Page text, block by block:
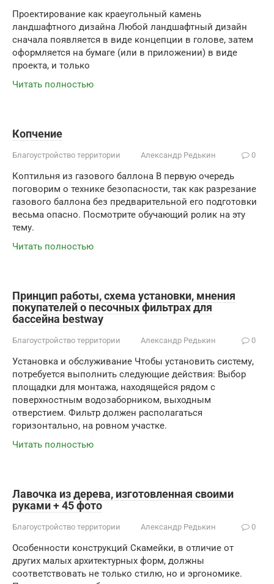
Проектирование как краеугольный камень
ландшафтного дизайна Любой ландшафтный дизайн
сначала появляется в виде концепции в голове, затем
оформляется на бумаге (или в приложении) в виде
проекта, и только
Читать полностью
Копчение
Благоустройство территории Александр Редькин 0
Коптильня из газового баллона В первую очередь
поговорим о технике безопасности, так как разрезание
газового баллона без предварительной его подготовки
весьма опасно. Посмотрите обучающий ролик на эту
тему.
Читать полностью
Принцип работы, схема установки, мнения
покупателей о песочных фильтрах для
бассейна bestway
Благоустройство территории Александр Редькин 0
Установка и обслуживание Чтобы установить систему,
потребуется выполнить следующие действия: Выбор
площадки для монтажа, находящейся рядом с
поверхностным водозаборником, выходным
отверстием. Фильтр должен располагаться
горизонтально, на ровном участке.
Читать полностью
Лавочка из дерева, изготовленная своими
руками + 45 фото
Благоустройство территории Александр Редькин 0
Особенности конструкций Скамейки, в отличие от
других малых архитектурных форм, должны
соответствовать не только стилю, но и эргономике.